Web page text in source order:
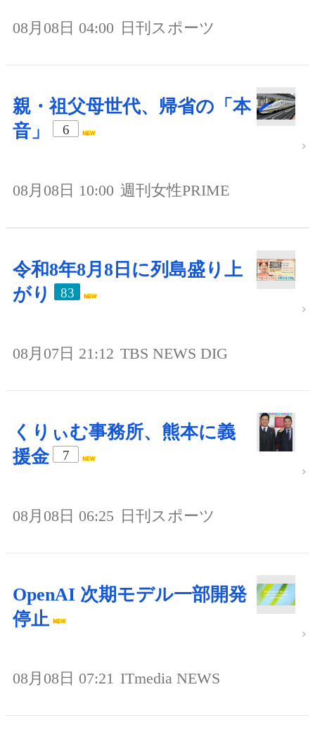
08月08日 04:00 日刊スポーツ
親・祖父母世代、帰省の「本
音」
6
08月08日 10:00 週刊女性PRIME
令和8年8月8日に列島盛り上
がり
83
08月07日 21:12 TBS NEWS DIG
くりぃむ事務所、熊本に義
援金
7
08月08日 06:25 日刊スポーツ
OpenAI 次期モデル一部開発
停止
08月08日 07:21 ITmedia NEWS